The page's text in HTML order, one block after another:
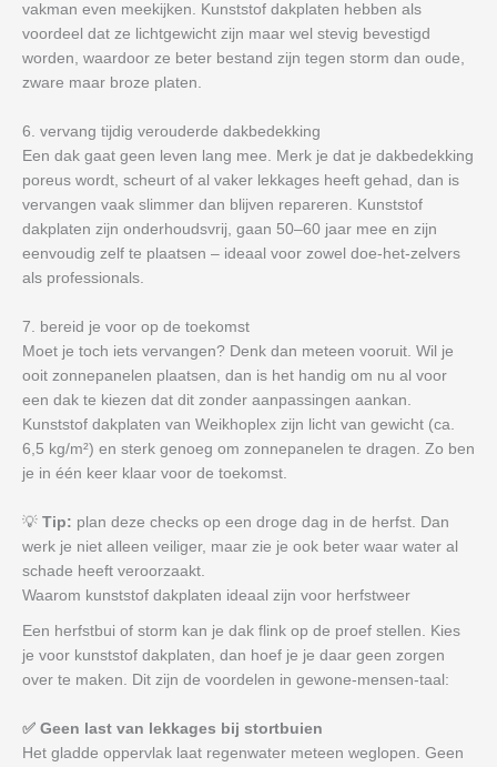
vakman even meekijken. Kunststof dakplaten hebben als
voordeel dat ze lichtgewicht zijn maar wel stevig bevestigd
worden, waardoor ze beter bestand zijn tegen storm dan oude,
zware maar broze platen.
6. vervang tijdig verouderde dakbedekking
Een dak gaat geen leven lang mee. Merk je dat je dakbedekking
poreus wordt, scheurt of al vaker lekkages heeft gehad, dan is
vervangen vaak slimmer dan blijven repareren. Kunststof
dakplaten zijn onderhoudsvrij, gaan 50–60 jaar mee en zijn
eenvoudig zelf te plaatsen – ideaal voor zowel doe-het-zelvers
als professionals.
7. bereid je voor op de toekomst
Moet je toch iets vervangen? Denk dan meteen vooruit. Wil je
ooit zonnepanelen plaatsen, dan is het handig om nu al voor
een dak te kiezen dat dit zonder aanpassingen aankan.
Kunststof dakplaten van Weikhoplex zijn licht van gewicht (ca.
6,5 kg/m²) en sterk genoeg om zonnepanelen te dragen. Zo ben
je in één keer klaar voor de toekomst.
💡 Tip: plan deze checks op een droge dag in de herfst. Dan
werk je niet alleen veiliger, maar zie je ook beter waar water al
schade heeft veroorzaakt.
Waarom kunststof dakplaten ideaal zijn voor herfstweer
Een herfstbui of storm kan je dak flink op de proef stellen. Kies
je voor kunststof dakplaten, dan hoef je je daar geen zorgen
over te maken. Dit zijn de voordelen in gewone-mensen-taal:
✅ Geen last van lekkages bij stortbuien
Het gladde oppervlak laat regenwater meteen weglopen. Geen